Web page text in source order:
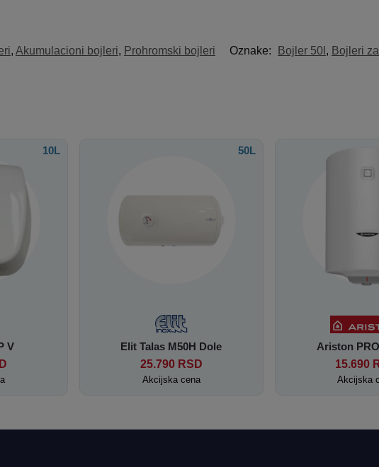
, Akumulacioni bojleri, Prohromski bojleri Oznake: Bojler 50l , Bojleri
10L
V
50L
Elit Talas M50H Dole
25.790 RSD
Akcijska cena
Ariston
15.690
Akcijska